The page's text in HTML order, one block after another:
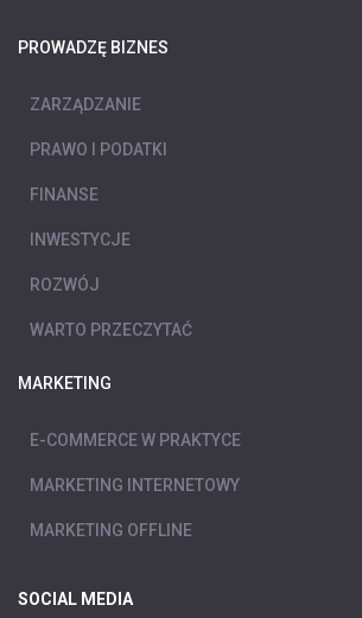
PROWADZĘ BIZNES
ZARZĄDZANIE
PRAWO I PODATKI
FINANSE
INWESTYCJE
ROZWÓJ
WARTO PRZECZYTAĆ
MARKETING
E-COMMERCE W PRAKTYCE
MARKETING INTERNETOWY
MARKETING OFFLINE
SOCIAL MEDIA